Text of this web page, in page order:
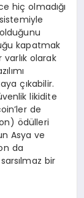
hiç olmadığı
kapatmak
olarak
çıkabilir.
likidite
de
ödülleri
Asya ve
da
bir